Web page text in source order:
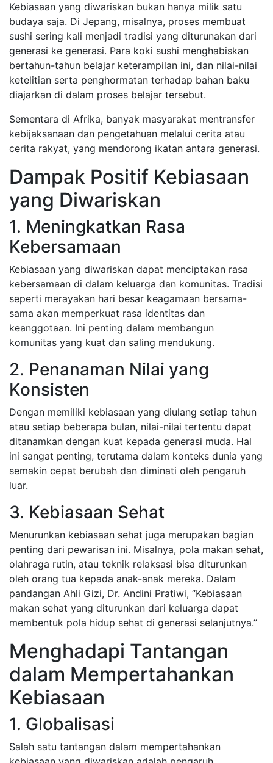
Kebiasaan yang diwariskan bukan hanya milik satu
budaya saja. Di Jepang, misalnya, proses membuat
sushi sering kali menjadi tradisi yang diturunakan dari
generasi ke generasi. Para koki sushi menghabiskan
bertahun-tahun belajar keterampilan ini, dan nilai-nilai
ketelitian serta penghormatan terhadap bahan baku
diajarkan di dalam proses belajar tersebut.
Sementara di Afrika, banyak masyarakat mentransfer
kebijaksanaan dan pengetahuan melalui cerita atau
cerita rakyat, yang mendorong ikatan antara generasi.
Dampak Positif Kebiasaan
yang Diwariskan
1. Meningkatkan Rasa
Kebersamaan
Kebiasaan yang diwariskan dapat menciptakan rasa
kebersamaan di dalam keluarga dan komunitas. Tradisi
seperti merayakan hari besar keagamaan bersama-
sama akan memperkuat rasa identitas dan
keanggotaan. Ini penting dalam membangun
komunitas yang kuat dan saling mendukung.
2. Penanaman Nilai yang
Konsisten
Dengan memiliki kebiasaan yang diulang setiap tahun
atau setiap beberapa bulan, nilai-nilai tertentu dapat
ditanamkan dengan kuat kepada generasi muda. Hal
ini sangat penting, terutama dalam konteks dunia yang
semakin cepat berubah dan diminati oleh pengaruh
luar.
3. Kebiasaan Sehat
Menurunkan kebiasaan sehat juga merupakan bagian
penting dari pewarisan ini. Misalnya, pola makan sehat,
olahraga rutin, atau teknik relaksasi bisa diturunkan
oleh orang tua kepada anak-anak mereka. Dalam
pandangan Ahli Gizi, Dr. Andini Pratiwi, “Kebiasaan
makan sehat yang diturunkan dari keluarga dapat
membentuk pola hidup sehat di generasi selanjutnya.”
Menghadapi Tantangan
dalam Mempertahankan
Kebiasaan
1. Globalisasi
Salah satu tantangan dalam mempertahankan